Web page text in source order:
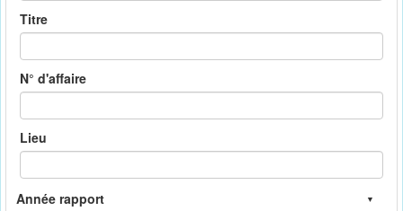
Titre
N° d'affaire
Lieu